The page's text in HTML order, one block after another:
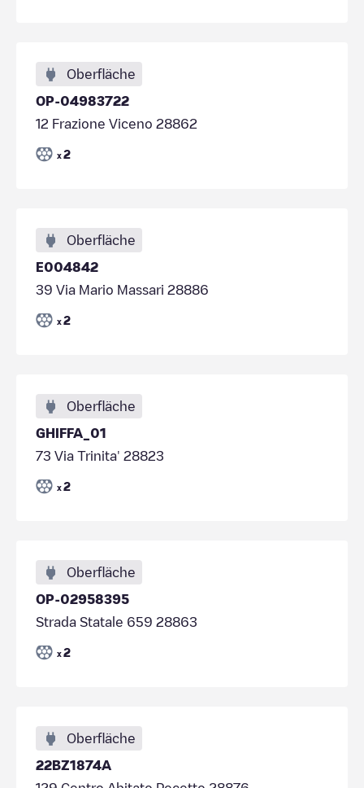
Oberfläche
OP-04983722
12 Frazione Viceno 28862
x 2
Oberfläche
E004842
39 Via Mario Massari 28886
x 2
Oberfläche
GHIFFA_01
73 Via Trinita' 28823
x 2
Oberfläche
OP-02958395
Strada Statale 659 28863
x 2
Oberfläche
22BZ1874A